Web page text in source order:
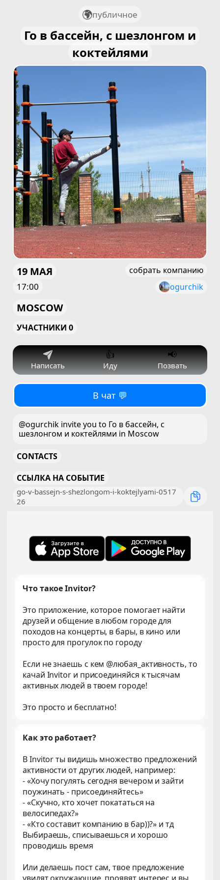
публичное
Го в бассейн, с шезлонгом и
коктейлями
19 МАЯ
17:00
собрать компанию
ogurchik
MOSCOW
УЧАСТНИКИ 0
Написать
👍
Иду
📢
Позвать
В чат 💬
@ogurchik invite you to Го в бассейн, с
шезлонгом и коктейлями in Moscow
CONTACTS
ССЫЛКА НА СОБЫТИЕ
go-v-bassejn-s-shezlongom-i-koktejlyami-0517
26
Что такое Invitor?
Это приложение, которое помогает найти
друзей и общение в любом городе для
походов на концерты, в бары, в кино или
просто для прогулок по городу
Если не знаешь с кем @любая_активность, то
качай Invitor и присоединяйся к тысячам
активных людей в твоем городе!
Это просто и бесплатно!
Как это работает?
В Invitor ты видишь множество предложений
активности от других людей, например:
- «Хочу погулять сегодня вечером и зайти
поужинать - присоединяйтесь»
- «Скучно, кто хочет покататься на
велосипедах?»
- «Кто составит компанию в бар))?» и тд
Выбираешь, списываешься и хорошо
проводишь время
Или делаешь пост сам, твое предложение